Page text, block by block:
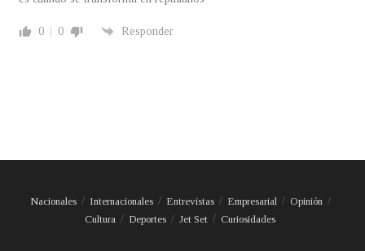
0 0 Responder
Nacionales Internacionales Entrevistas Empresarial
Opinión
Cultura
Deportes Jet Set Curiosidades